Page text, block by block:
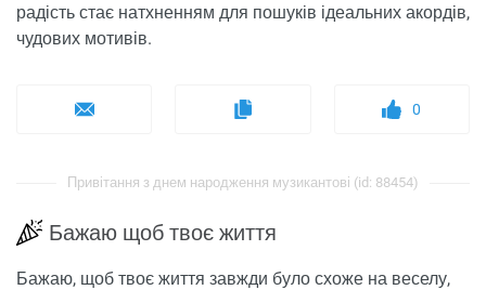
радість стає натхненням для пошуків ідеальних акордів,
чудових мотивів.
0
Привітання з днем ​​народження музикантові (id: 88454)
Бажаю щоб твоє життя
Бажаю, щоб твоє життя завжди було схоже на веселу,